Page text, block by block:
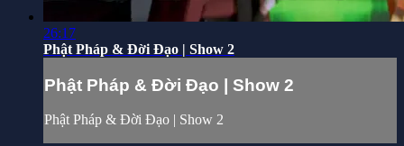
26:17
Phật Pháp & Đời Đạo | Show 2
Phật Pháp & Đời Đạo | Show 2
Phật Pháp & Đời Đạo | Show 2